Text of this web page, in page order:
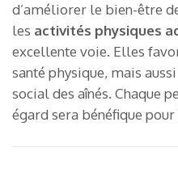
d’améliorer le bien-être
les activités physiques
excellente voie. Elles
santé physique, mais
social des aînés. Chaque
égard sera bénéfique